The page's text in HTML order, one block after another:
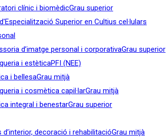
clínic i biomèdicGrau superior
Superior en Cultius cel·lulars
d’imatge personal i corporativaGrau superior
i estèticaPFI (NEE)
i bellesaGrau mitjà
i cosmètica capil·larGrau mitjà
integral i benestarGrau superior
d’interior, decoració i rehabilitacióGrau mitjà